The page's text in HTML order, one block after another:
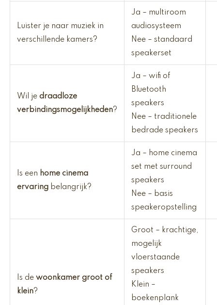
Luister je naar muziek in
verschillende kamers?
Ja – multiroom
audiosysteem
Nee – standaard
speakerset
Wil je draadloze
verbindingsmogelijkheden?
Ja – wifi of
Bluetooth
speakers
Nee – traditionele
bedrade speakers
Is een home cinema
ervaring belangrijk?
Ja – home cinema
set met surround
speakers
Nee – basis
speakeropstelling
Is de woonkamer groot of
klein?
Groot – krachtige,
mogelijk
vloerstaande
speakers
Klein –
boekenplank